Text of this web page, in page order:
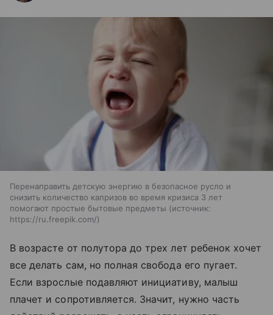
Перенаправить детскую энергию в безопасное русло и
снизить количество капризов во время кризиса 3 лет
помогают простые бытовые предметы
источник:
https://ru.freepik.com/
В возрасте от полутора до трех лет ребенок хочет
все делать сам, но полная свобода его пугает.
Если взрослые подавляют инициативу, малыш
плачет и сопротивляется. Значит, нужно часть